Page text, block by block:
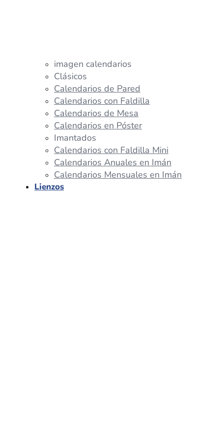
imagen calendarios
Clásicos
Calendarios de Pared
Calendarios con Faldilla
Calendarios de Mesa
Calendarios en Póster
Imantados
Calendarios con Faldilla Mini
Calendarios Anuales en Imán
Calendarios Mensuales en Imán
Lienzos